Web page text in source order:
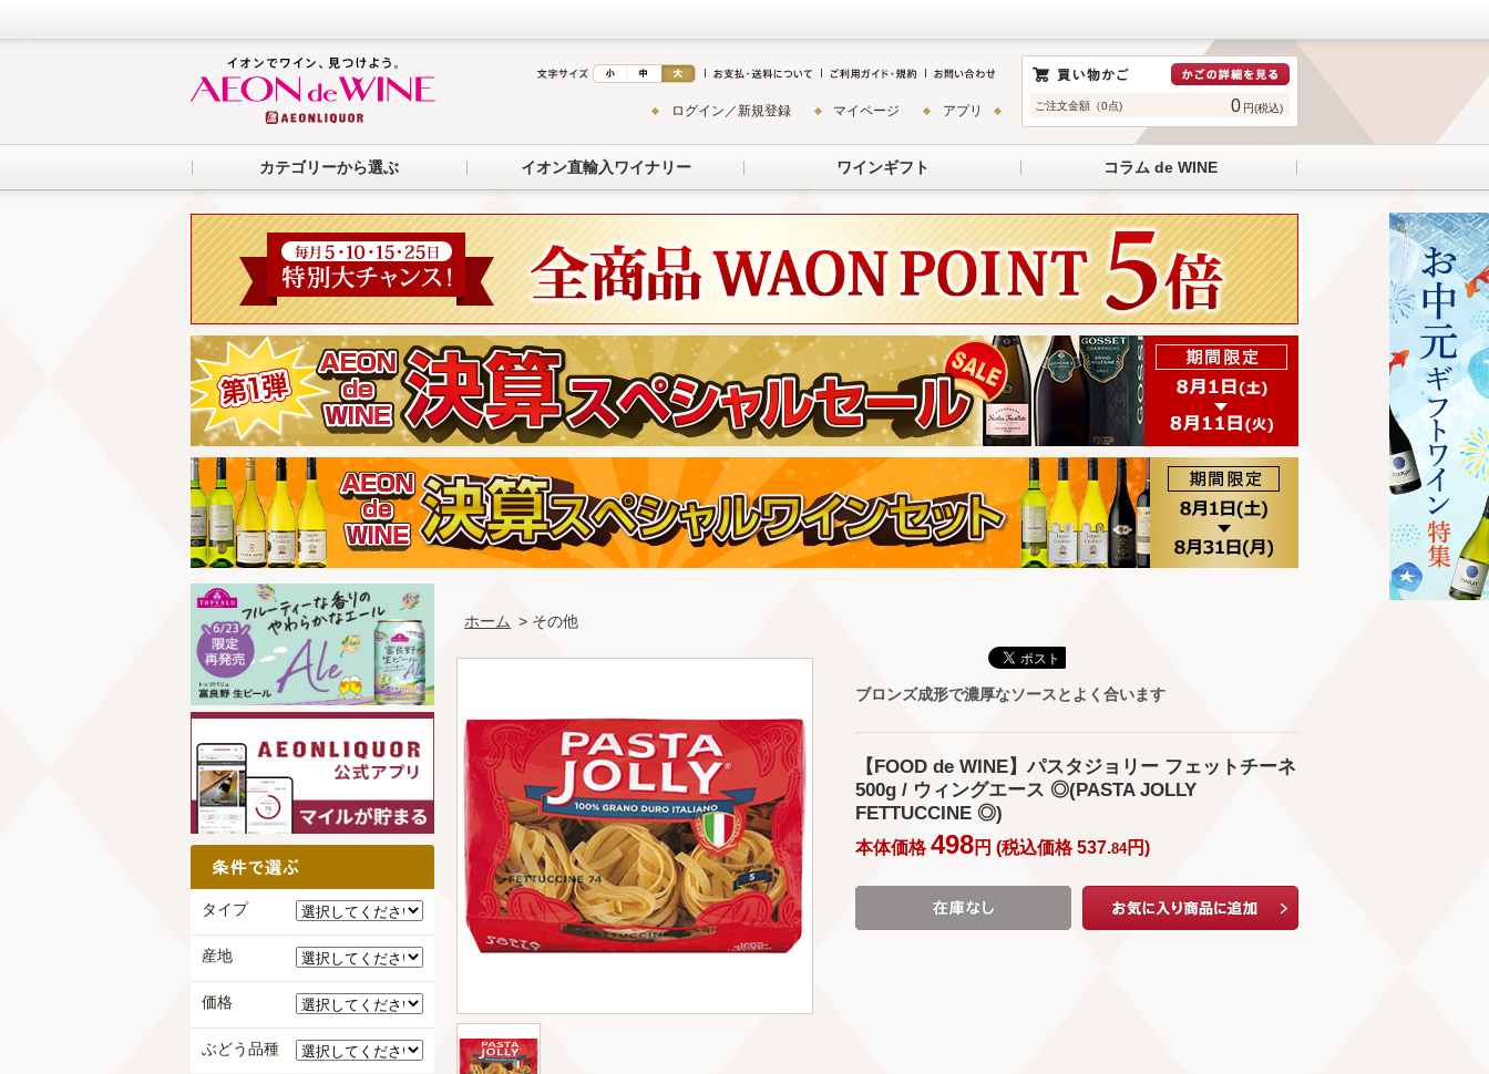
ご注文金額（0点) 0 円(税込)
ログイン／新規登録 マイページ アプリ
カテゴリーから選ぶ イオン直輸入ワイナリー ワインギフト コラム de WINE
ホーム > その他
ブロンズ成形で濃厚なソースとよく合います
【FOOD de WINE】パスタジョリー フェットチーネ
500g / ウィングエース ◎(PASTA JOLLY
FETTUCCINE ◎)
本体価格498円 (税込価格537.84円)
タイプ
産地
価格
ぶどう品種